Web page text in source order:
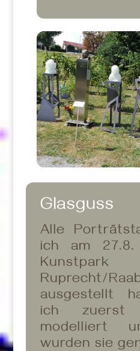
Glasguss
Alle
ich am
Ruprecht/
ausgestellt
ich zuerst
modelliert
wurden sie